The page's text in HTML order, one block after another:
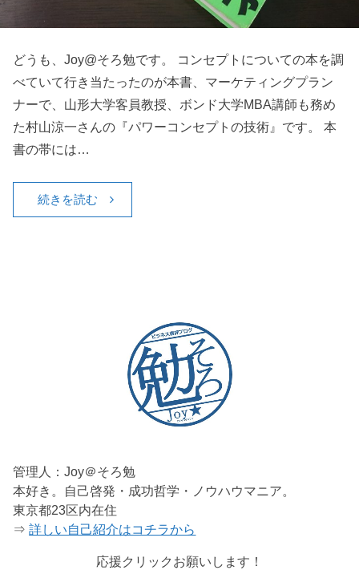
どうも、Joy@そろ勉です。 コンセプトについての本を調
べていて行き当たったのが本書、マーケティングプラン
ナーで、山形大学客員教授、ボンド大学MBA講師も務め
た村山涼一さんの『パワーコンセプトの技術』です。 本
書の帯には…
続きを読む
管理人：Joy＠そろ勉
本好き。自己啓発・成功哲学・ノウハウマニア。
東京都23区内在住
⇒詳しい自己紹介はコチラから
応援クリックお願いします！